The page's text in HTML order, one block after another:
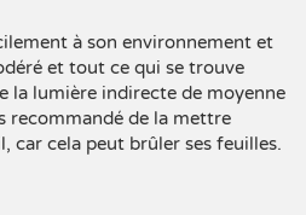
à son environnement et
et tout ce qui se trouve
la lumière indirecte de moyenne
recommandé de la mettre
car cela peut brûler ses feuilles.